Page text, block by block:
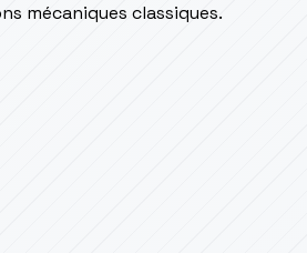
mécaniques classiques.